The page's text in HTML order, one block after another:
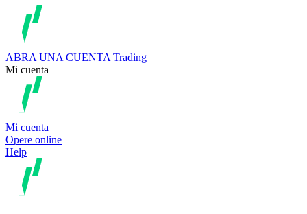
ABRA UNA CUENTA Trading
Mi cuenta
Mi cuenta
Opere online
Help